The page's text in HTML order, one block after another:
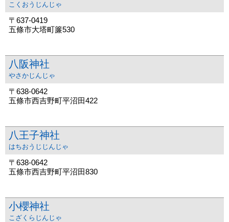
こくおうじんじゃ
〒637-0419
五條市大塔町簾530
八阪神社
やさかじんじゃ
〒638-0642
五條市西吉野町平沼田422
八王子神社
はちおうじじんじゃ
〒638-0642
五條市西吉野町平沼田830
小櫻神社
こざくらじんじゃ